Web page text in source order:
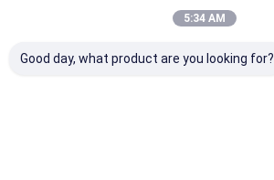
5:34 AM
Good day, what product are you looking for?